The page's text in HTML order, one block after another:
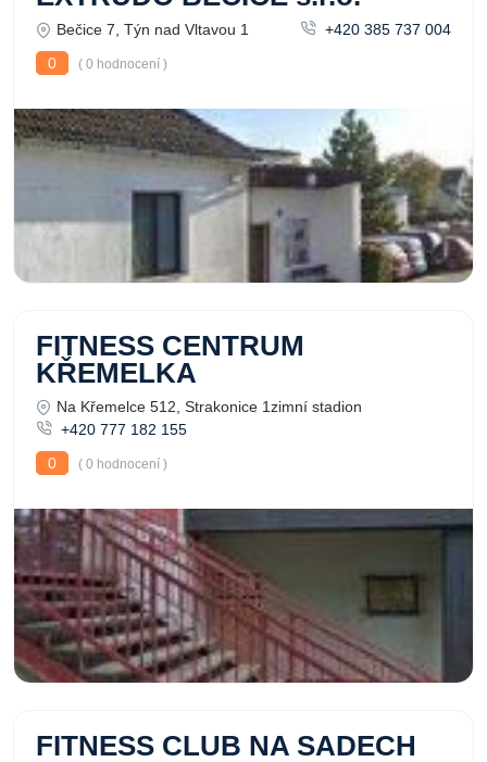
Bečice 7, Týn nad Vltavou 1
+420 385 737 004
0
( 0 hodnocení )
FITNESS CENTRUM
KŘEMELKA
Na Křemelce 512, Strakonice 1zimní stadion
+420 777 182 155
0
( 0 hodnocení )
FITNESS CLUB NA SADECH